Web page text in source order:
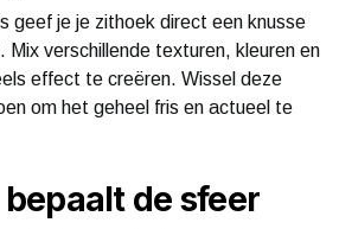
geef je je zithoek direct een knusse
Mix verschillende texturen, kleuren en
effect te creëren. Wissel deze
om het geheel fris en actueel te
de sfeer